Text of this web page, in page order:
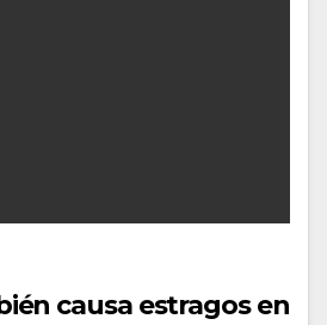
causa estragos en